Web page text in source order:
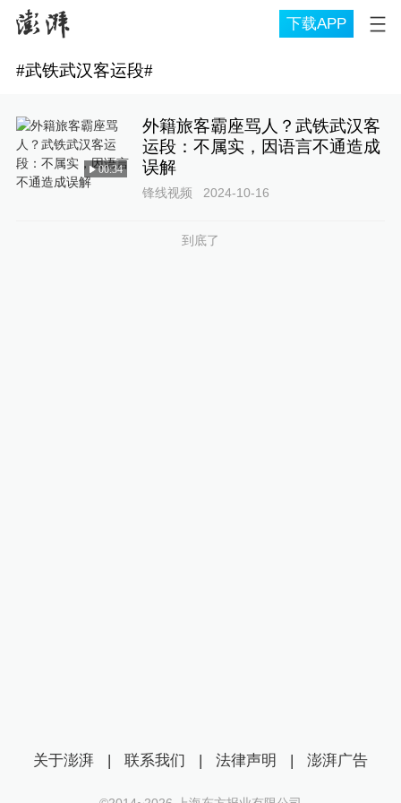
下载APP
#武铁武汉客运段#
00:34
外籍旅客霸座骂人？武铁武汉客
运段：不属实，因语言不通造成
误解
锋线视频 2024-10-16
到底了
关于澎湃 | 联系我们 | 法律声明 | 澎湃广告